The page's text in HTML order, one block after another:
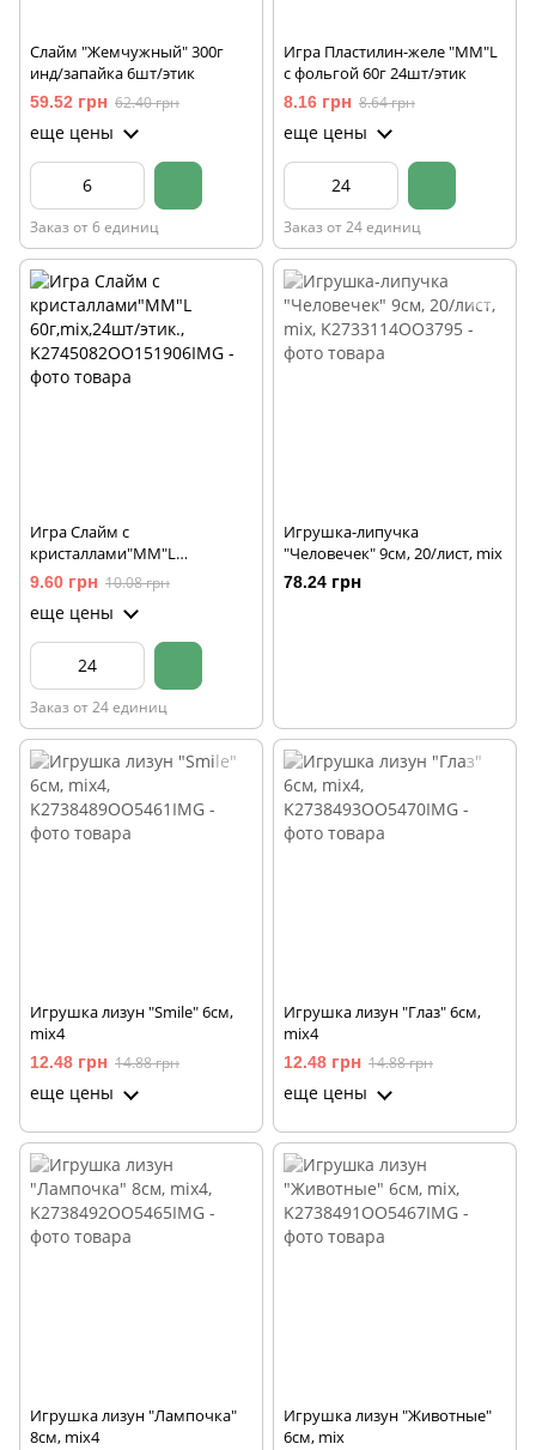
Слайм "Жемчужный" 300г
инд/запайка 6шт/этик
59.52 грн 62.40 грн
еще цены
Заказ от 6 единиц
Игра Пластилин-желе "MM"L
с фольгой 60г 24шт/этик
8.16 грн 8.64 грн
еще цены
Заказ от 24 единиц
Игра Слайм с
кристаллами"MM"L
60г,mix,24шт/этик.
9.60 грн 10.08 грн
еще цены
Заказ от 24 единиц
Игрушка-липучка
"Человечек" 9см, 20/лист, mix
78.24 грн
Игрушка лизун "Smile" 6см,
mix4
12.48 грн 14.88 грн
еще цены
Игрушка лизун "Глаз" 6см,
mix4
12.48 грн 14.88 грн
еще цены
Игрушка лизун "Лампочка"
8см, mix4
Игрушка лизун "Животные"
6см, mix